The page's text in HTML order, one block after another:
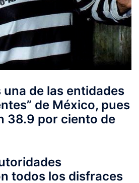
una de las entidades
de México, pues
38.9 por ciento de
todos los disfraces